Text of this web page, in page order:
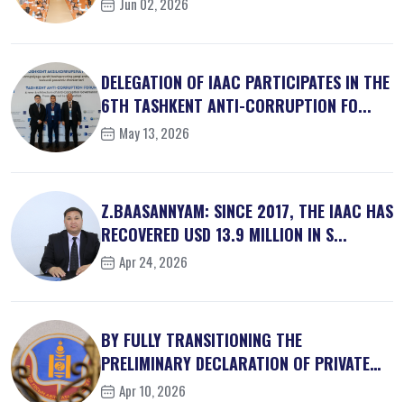
DELEGATION OF IAAC PARTICIPATES IN THE
6TH TASHKENT ANTI-CORRUPTION FO...
May 13, 2026
Z.BAASANNYAM: SINCE 2017, THE IAAC HAS
RECOVERED USD 13.9 MILLION IN S...
Apr 24, 2026
BY FULLY TRANSITIONING THE
PRELIMINARY DECLARATION OF PRIVATE
INTEREST...
Apr 10, 2026